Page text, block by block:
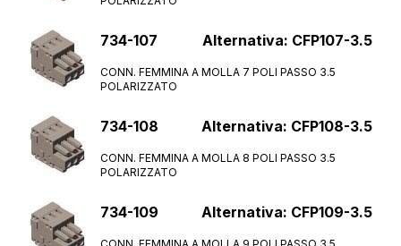
734-107 Alternativa: CFP107-3.5
CONN. FEMMINA A MOLLA 7 POLI PASSO 3.5
POLARIZZATO
734-108 Alternativa: CFP108-3.5
CONN. FEMMINA A MOLLA 8 POLI PASSO 3.5
POLARIZZATO
734-109 Alternativa: CFP109-3.5